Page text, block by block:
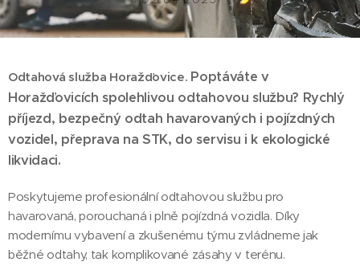
Odtahová služba Horažďovice. Poptáváte v
Horažďovicích spolehlivou odtahovou službu? Rychlý
příjezd, bezpečný odtah havarovaných i pojízdných
vozidel, přeprava na STK, do servisu i k ekologické
likvidaci.
Poskytujeme profesionální odtahovou službu pro
havarovaná, porouchaná i plně pojízdná vozidla. Díky
modernímu vybavení a zkušenému týmu zvládneme jak
běžné odtahy, tak komplikované zásahy v terénu.